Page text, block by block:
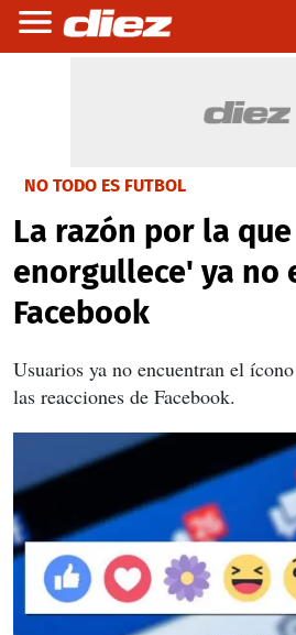
NO TODO ES FUTBOL
La razón por la
enorgullece' ya no
Facebook
Usuarios ya no encuentran el
las reacciones de Facebook.